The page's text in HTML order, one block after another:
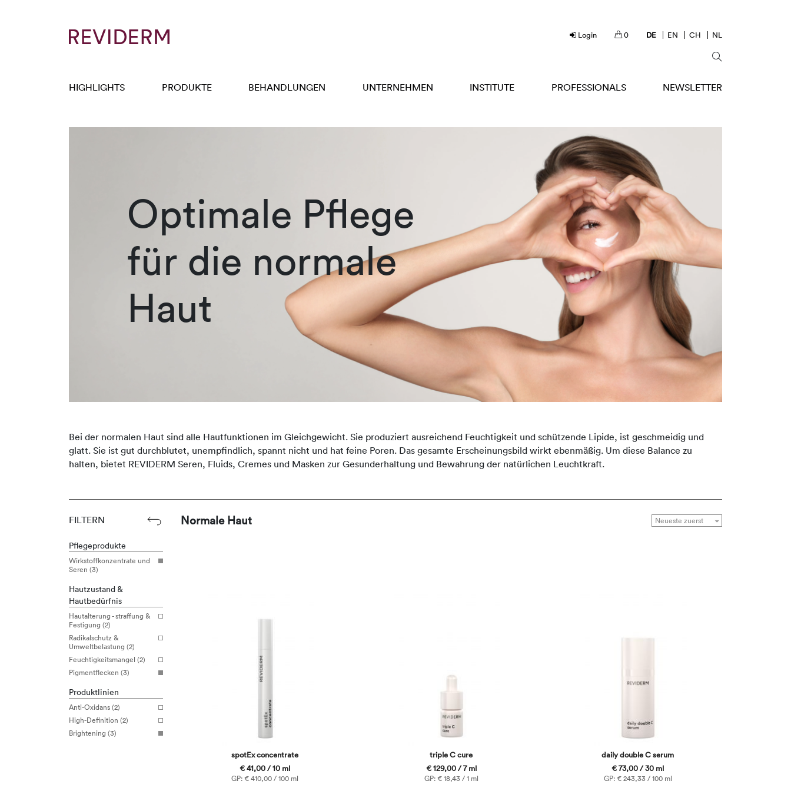
Login 0 DE EN CH NL
HIGHLIGHTS PRODUKTE BEHANDLUNGEN UNTERNEHMEN INSTITUTE PROFESSIONALS NEWSLETTER
Optimale Pflege
für die normale
Haut
Bei der normalen Haut sind alle Hautfunktionen im Gleichgewicht. Sie produziert ausreichend Feuchtigkeit und schützende Lipide, ist geschmeidig und
glatt. Sie ist gut durchblutet, unempfindlich, spannt nicht und hat feine Poren. Das gesamte Erscheinungsbild wirkt ebenmäßig. Um diese Balance zu
halten, bietet REVIDERM Seren, Fluids, Cremes und Masken zur Gesunderhaltung und Bewahrung der natürlichen Leuchtkraft.
FILTERN
Pflegeprodukte
Wirkstoffkonzentrate und
Seren (3)
Hautzustand &
Hautbedürfnis
Hautalterung - straffung &
Festigung (2)
Radikalschutz &
Umweltbelastung (2)
Feuchtigkeitsmangel (2)
Pigmentflecken (3)
Produktlinien
Anti-Oxidans (2)
High-Definition (2)
Brightening (3)
Normale Haut
spotEx concentrate
€ 41,00 / 10 ml
GP: € 410,00 / 100 ml
triple C cure
€ 129,00 / 7 ml
GP: € 18,43 / 1 ml
daily double C serum
€ 73,00 / 30 ml
GP: € 243,33 / 100 ml